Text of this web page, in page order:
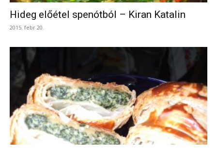
Hideg előétel spenótból – Kiran Katalin
2015. febr 20.